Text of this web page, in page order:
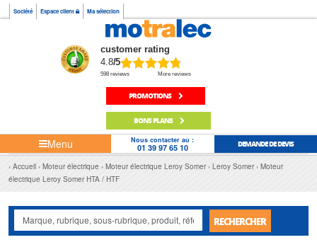
Société Espace client Ma sélection
customer rating
4.8/5
598 reviews More reviews
PROMOTIONS
BONS PLANS
Menu Nous contacter au :
01 39 97 65 10 DEMANDE DE DEVIS
Accueil Moteur électrique Moteur électrique Leroy Somer Leroy Somer
Moteur
électrique Leroy Somer HTA / HTF
RECHERCHER